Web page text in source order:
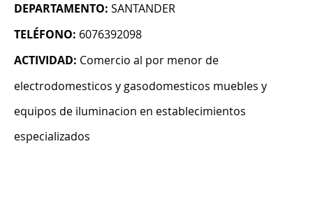
DEPARTAMENTO: SANTANDER
TELÉFONO: 6076392098
ACTIVIDAD: Comercio al por menor de
electrodomesticos y gasodomesticos muebles y
equipos de iluminacion en establecimientos
especializados